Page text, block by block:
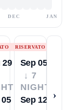
DEC JAN
29
RISERVATO
Sep 05
↓ 7
NIGHTS
Sep 12
›